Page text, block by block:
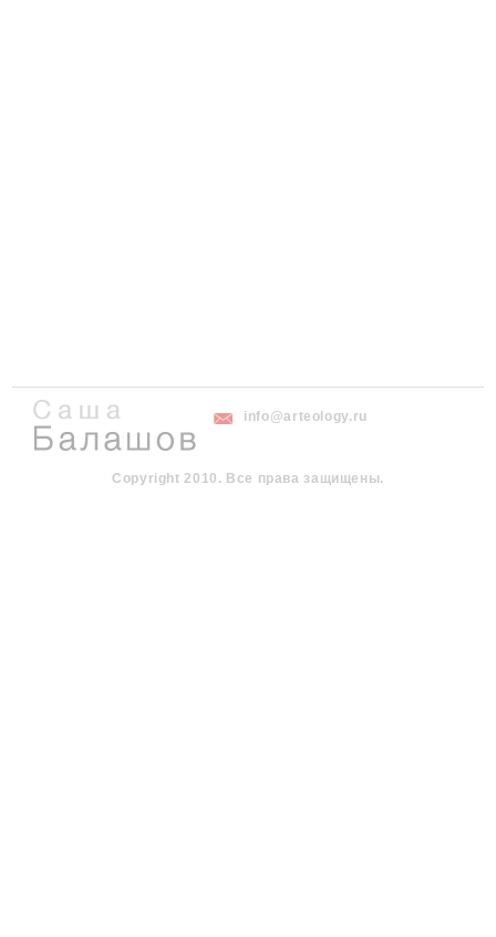
info@arteology.ru
Copyright 2010. Все права защищены.